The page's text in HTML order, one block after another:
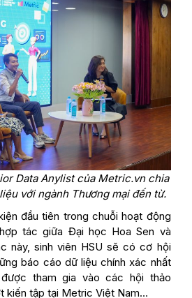
Data Anylist của Metric.vn chia
với ngành Thương mại đến từ.
đầu tiên trong chuỗi hoạt động
tác giữa Đại học Hoa Sen và
này, sinh viên HSU sẽ có cơ hội
báo cáo dữ liệu chính xác nhất
tham gia vào các hội thảo
kiến tập tại Metric Việt Nam…